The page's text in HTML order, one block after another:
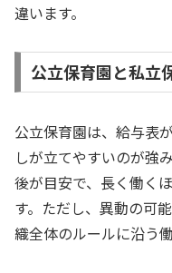
違います。
公立保育園と私立
公立保育園は、給与表
しが立てやすいのが強
後が目安で、長く働く
す。ただし、異動の可
織全体のルールに沿う